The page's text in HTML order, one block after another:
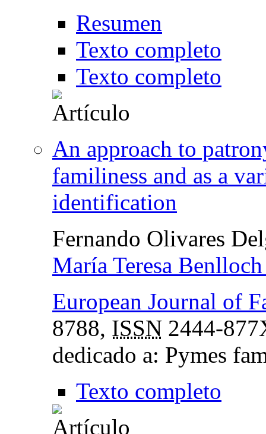
Resumen
Texto completo
Texto completo
An approach to
familiness and as a
identification
Fernando Olivares
María Teresa
European Journal of
8788, ISSN 2444-
dedicado a: Pymes
Texto completo